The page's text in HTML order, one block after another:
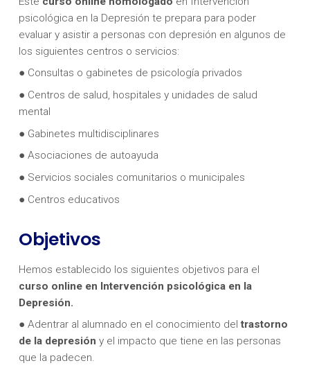
psicológica en la Depresión te prepara para poder
evaluar y asistir a personas con depresión en algunos de
los siguientes centros o servicios:
● Consultas o gabinetes de psicología privados
● Centros de salud, hospitales y unidades de salud
mental
● Gabinetes multidisciplinares
● Asociaciones de autoayuda
● Servicios sociales comunitarios o municipales
● Centros educativos
Objetivos
Hemos establecido los siguientes objetivos para el
curso online en Intervención psicológica en la
Depresión.
● Adentrar al alumnado en el conocimiento deltrastorno
de la depresión y el impacto que tiene en las personas
que la padecen.